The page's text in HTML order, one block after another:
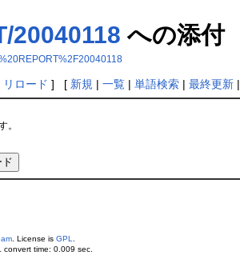
20040118 への添付
リロード ] [ 新規 | 一覧| 単語検索| 最終更新|
。
. License is GPL
time: 0.009 sec.